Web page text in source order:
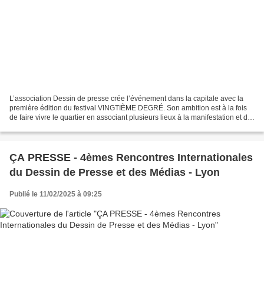
L’association Dessin de presse crée l’événement dans la capitale avec la
première édition du festival VINGTIÈME DEGRÉ. Son ambition est à la fois
de faire vivre le quartier en associant plusieurs lieux à la manifestation et de
ÇA PRESSE - 4èmes Rencontres Internationales
du Dessin de Presse et des Médias - Lyon
Publié le 11/02/2025 à 09:25